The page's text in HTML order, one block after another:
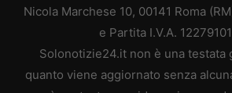
Nicola Marchese 10, 00141 Roma
e Partita I.V.A.
Solonotizie24.it non è una testata
quanto viene aggiornato senza